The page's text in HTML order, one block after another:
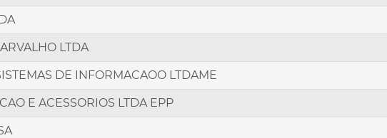
LTDA
DE INFORMACAOO LTDAME
E ACESSORIOS LTDA EPP